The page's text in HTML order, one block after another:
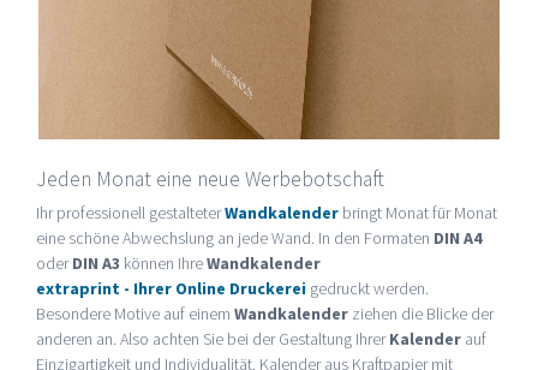
Jeden Monat eine neue Werbebotschaft
Ihr professionell gestalteterWandkalender bringt Monat für Monat
eine schöne Abwechslung an jede Wand. In den Formaten DIN A4
oderDIN A3 können IhreWandkalender
extraprint - Ihrer Online Druckerei gedruckt werden.
Besondere Motive auf einem Wandkalender ziehen die Blicke der
anderen an. Also achten Sie bei der Gestaltung IhrerKalender auf
Einzigartigkeit und Individualität. Kalender aus Kraftpapier mit